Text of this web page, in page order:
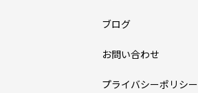
ブログ
お問い合わせ
プライバシーポリシー